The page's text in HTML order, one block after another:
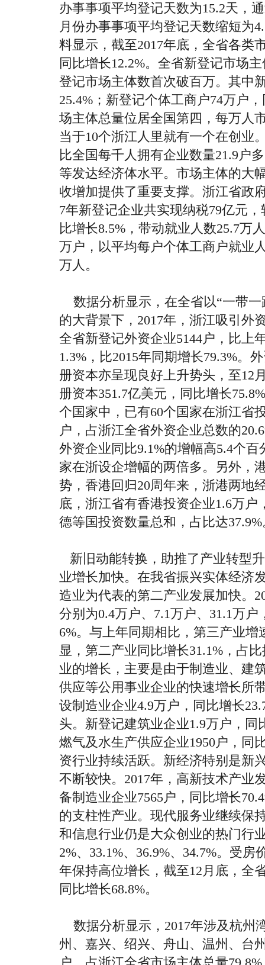
办事事项平均登记天数为15.2天，
月份办事事项平均登记天数缩短为
料显示，截至2017年底，全省各类
同比增长12.2%。全省新登记市场主
登记市场主体数首次破百万。其中
25.4% ；新登记个体工商户74万户
场主体总量位居全国第四，每万人
当于10个浙江人里就有一个在创业
比全国每千人拥有企业数量21.9 户
等发达经济体水平。市场主体的大
收增加提供了重要支撑。浙江省政
7年新登记企业共实现纳税79亿元，
比增长8.5% ，带动就业人数25.7万
万户，以平均每户个体工商户就业
万人。
数据分析显示，在全省以“一带
的大背景下， 2017年，浙江吸引外
全省新登记外资企业5144户，比上
1.3% ，比2015年同期增长79.3%。
册资本亦呈现良好上升势头，至12
册资本351.7亿美元，同比增长75.8%
个国家中，已有60个国家在浙江省
户，占浙江全省外资企业总数的
外资企业同比9.1%的增幅高5.4个百
家在浙设企增幅的两倍多。另外，
势，香港回归20周年来，浙港两地
底，浙江省有香港投资企业1.6万户
德等国投资数量总和，占比达37.9%
新旧动能转换，助推了产业转型
业增长加快。在我省振兴实体经济
造业为代表的第二产业发展加快。
分别为0.4万户、 7.1万户、 31.1万户
6%。与上年同期相比，第三产业
显，第二产业同比增长31.1% ，占
业的增长，主要是由于制造业、建
供应等公用事业企业的快速增长所
设制造业企业4.9万户，同比增长
头。新登记建筑业企业1.9万户，同
燃气及水生产供应企业1950户，同
资行业持续活跃。新经济特别是新
不断较快。 2017年，高新技术产业
备制造业企业7565户，同比增长
的支柱性产业。现代服务业继续保
和信息行业仍是大众创业的热门行
2%、 33.1%、 36.9%、 34.7%。受房
年保持高位增长，截至12月底，全
同比增长68.8%。
数据分析显示， 2017年涉及杭州
州、嘉兴、绍兴、舟山、温州、台